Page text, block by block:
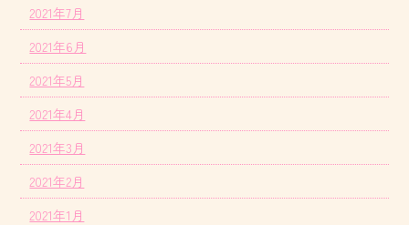
2021年7月
2021年6月
2021年5月
2021年4月
2021年3月
2021年2月
2021年1月